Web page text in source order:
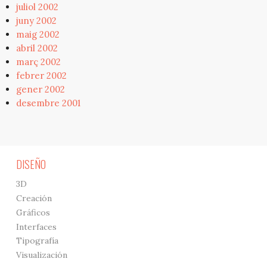
juliol 2002
juny 2002
maig 2002
abril 2002
març 2002
febrer 2002
gener 2002
desembre 2001
DISEÑO
3D
Creación
Gráficos
Interfaces
Tipografía
Visualización